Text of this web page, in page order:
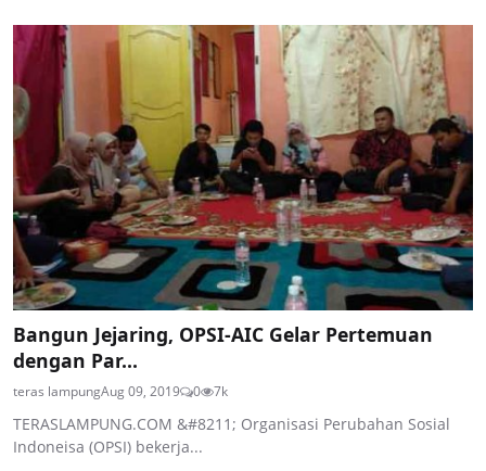
Bangun Jejaring, OPSI-AIC Gelar Pertemuan
dengan Par...
teras lampungAug 09, 2019 0 7k
TERASLAMPUNG.COM &#8211; Organisasi Perubahan Sosial
Indoneisa (OPSI) bekerja...